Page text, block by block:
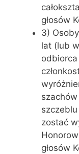
głosów
3)
lat (lub
odbiorca
zostać
głosów